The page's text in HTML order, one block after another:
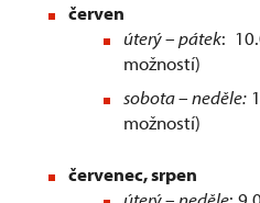
červen
úterý – pátek:
možností)
sobota–neděle:
možností)
červenec, srpen